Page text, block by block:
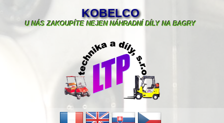
KOBELCO
U NÁS ZAKOUPÍTE NEJEN NÁHRADNÍ DÍLY NA BAGRY